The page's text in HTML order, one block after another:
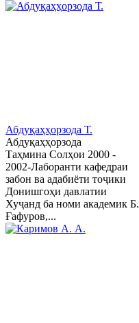
Абдуқаҳҳорзода Т.
Абдуқаҳҳорзода
Таҳмина Солҳои 2000 -
2002-Лаборанти кафедраи
забон ва адабиёти тоҷики
Донишгоҳи давлатии
Хуҷанд ба номи академик Б.
Ғафуров,...